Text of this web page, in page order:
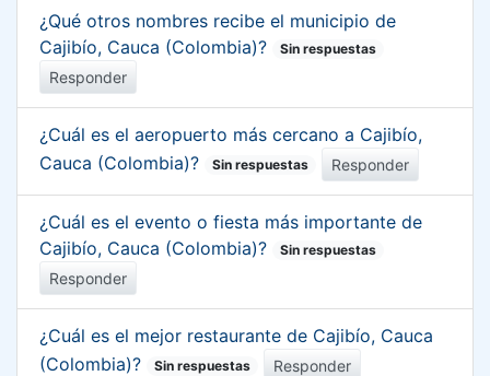
¿Qué otros nombres recibe el municipio de
Cajibío, Cauca (Colombia)?
Sin respuestas
Responder
¿Cuál es el aeropuerto más cercano a Cajibío,
Cauca (Colombia)?
Sin respuestas Responder
¿Cuál es el evento o fiesta más importante de
Cajibío, Cauca (Colombia)?
Sin respuestas
Responder
¿Cuál es el mejor restaurante de Cajibío, Cauca
(Colombia)?
Sin respuestas Responder